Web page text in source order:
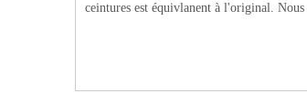
ceintures est équivlanent à l'original.